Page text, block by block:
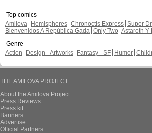
Top comics
Amilova
Hemispheres Chronoctis Express Super
Bienvenidos A República Gada Only Two Astaroth Y
Genre
Action
Design - Artworks Fantasy - SF Humor
THE AMILOVA PROJECT
About the Amilova Project
Press Reviews
Press kit
Banners
Advertise
Official Partners